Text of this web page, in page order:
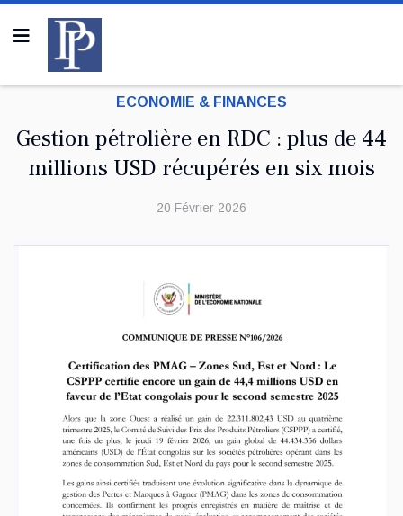
ECONOMIE & FINANCES
Gestion pétrolière en RDC : plus de 44
millions USD récupérés en six mois
20 Février 2026